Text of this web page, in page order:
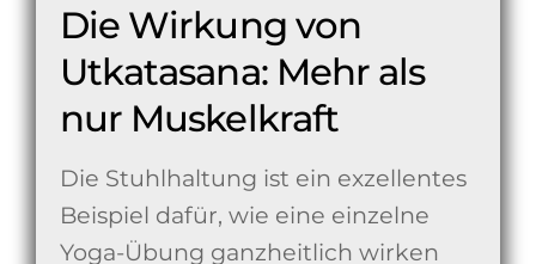
Die Wirkung von
Utkatasana: Mehr als
nur Muskelkraft
Die Stuhlhaltung ist ein exzellentes
Beispiel dafür, wie eine einzelne
Yoga-Übung ganzheitlich wirken